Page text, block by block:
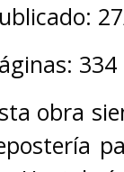
334
obra